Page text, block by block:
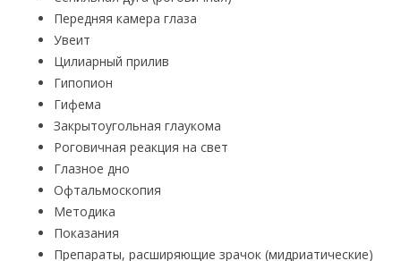
Передняя камера глаза
Увеит
Цилиарный прилив
Гипопион
Гифема
Закрытоугольная глаукома
Роговичная реакция на свет
Глазное дно
Офтальмоскопия
Методика
Показания
Препараты, расширяющие зрачок (мидриатические)